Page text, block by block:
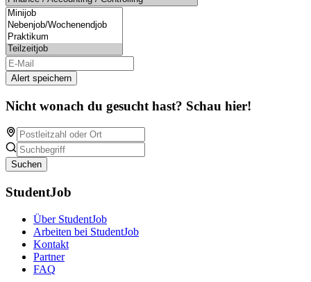
Alert speichern
Nicht wonach du gesucht hast? Schau hier!
Suchen
StudentJob
Über StudentJob
Arbeiten bei StudentJob
Kontakt
Partner
FAQ